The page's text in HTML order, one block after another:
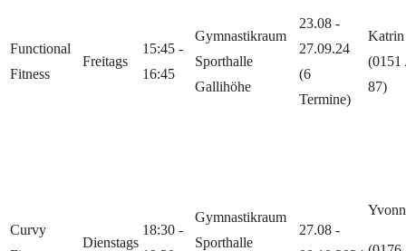
Functional
Fitness
Freitags
15:45 -
16:45
Gymnastikraum
Sporthalle
Gallihöhe
23.08 -
27.09.24
(6
Termine)
(0151
87)
Curvy
Dienstags
18:30 -
Gymnastikraum
Sporthalle
27.08 -